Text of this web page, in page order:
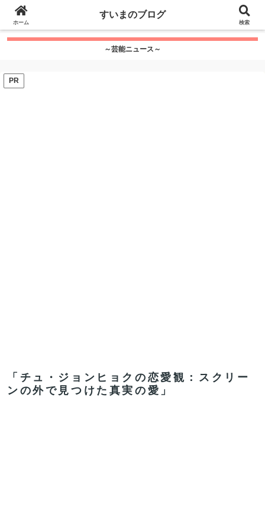
google.com, pub-7115624674097404, DIRECT,
f08c47fec0942fa0
～芸能ニュース～
PR
「チュ・ジョンヒョクの恋愛観：スクリー
ンの外で見つけた真実の愛」
ホーム
すいまのブログ
検索